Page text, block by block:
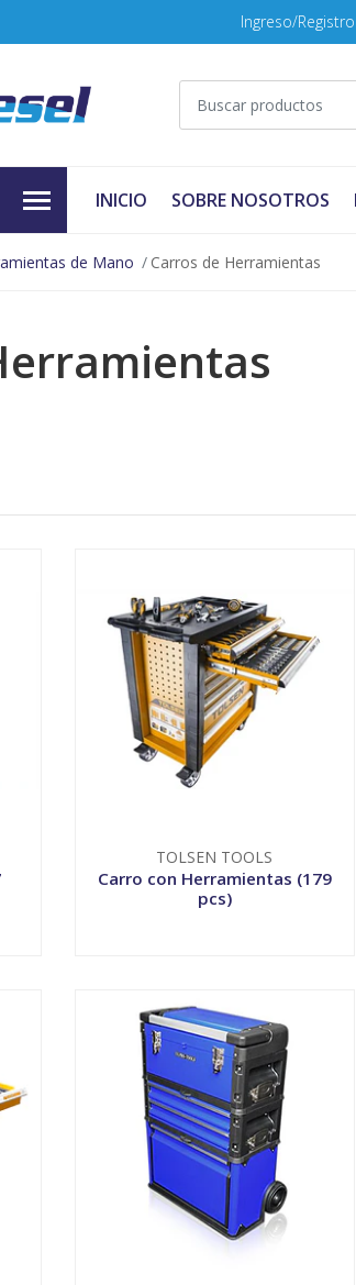
Ingreso/Registro
INICIO SOBRE NOSOTROS
de Mano Carros de Herramientas
TOLSEN TOOLS
Carro con Herramientas (179
pcs)